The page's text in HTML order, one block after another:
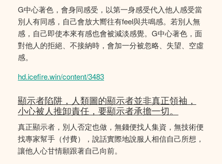
G中心著色，會身同感受，以第一身感受代入他人感受當
別人有同感，自己會放大嚮往有feel與共鳴感。若別人無
感，自己即使本來有感也會被減淡感覺。G中心著色，面
對他人的拒絕、不接納時，會加一分被忽略、失望、空虛
感。
hd.icefire.win/content/3483
顯示者陷阱，人類圖的顯示者並非真正領袖，
小心被人推卸責任，要顯示者承擔一切。
真正顯示者，別人否定也做，無錢便找人集資，無技術便
找專家幫手（付費），說話實際地說服人相信自己所想，
讓他人心甘情願跟著自己向前。